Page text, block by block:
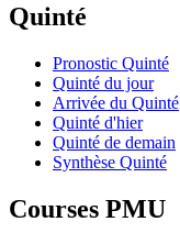
Quinté
Pronostic Quinté
Quinté du jour
Arrivée du Quinté
Quinté d'hier
Quinté de demain
Synthèse Quinté
Courses PMU